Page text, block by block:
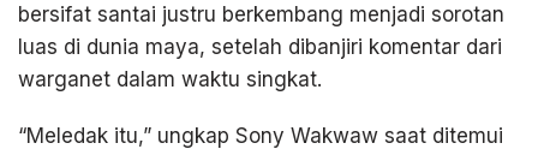
bersifat santai justru berkembang menjadi sorotan
luas di dunia maya, setelah dibanjiri komentar dari
warganet dalam waktu singkat.
“Meledak itu,” ungkap Sony Wakwaw saat ditemui